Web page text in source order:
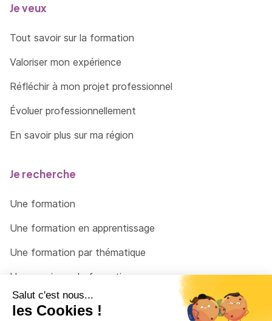
Je veux
Tout savoir sur la formation
Valoriser mon expérience
Réfléchir à mon projet professionnel
Évoluer professionnellement
En savoir plus sur ma région
Je recherche
Une formation
Une formation en apprentissage
Une formation par thématique
Un organisme de formation
Un conseiller